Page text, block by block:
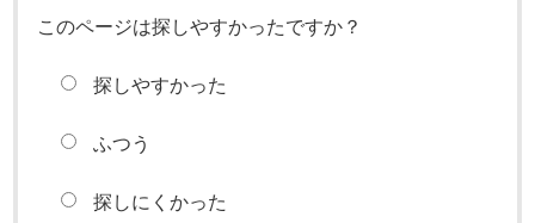
このページは探しやすかったですか？
探しやすかった
ふつう
探しにくかった